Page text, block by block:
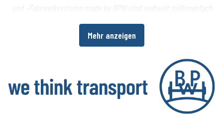
und -Fahrwerksysteme made by BPW sind weltweit millionenfach
im Einsatz. Ein umfangreiches Dienstleistungsspektrum bietet
Fahrzeugherstellern und -betreibern darüber hinaus die
www.bpw.de
Über die BPW Gruppe
Mehr anzeigen